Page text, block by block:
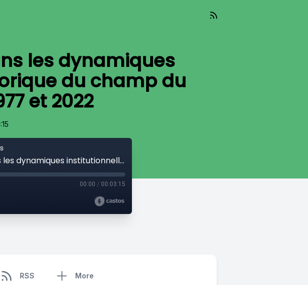
les dynamiques
du champ du
et 2022
Le travail des frontières dans les dynamiques institutionnelles : Etude historique du champ du handicap entre 1977 et 2022
00:00 / 00:03:15
RSS More